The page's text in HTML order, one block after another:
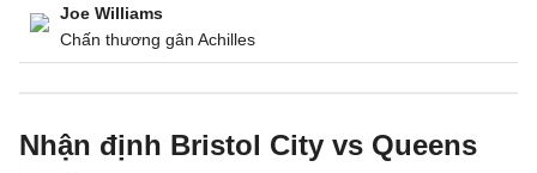
Joe Williams
Chấn thương gân Achilles
Nhận định Bristol City vs Queens